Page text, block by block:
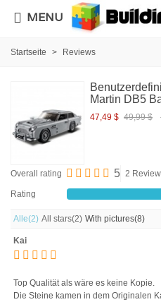
MENU
Startseite > Reviews
Martin DB5
47,49 $ 49,99 $
Overall rating 5 2
Rating
Alle(2) All stars(2) With pictures(8)
Kai
Top Qualität als wäre es keine Kopie.
Die Steine kamen in dem Originalen